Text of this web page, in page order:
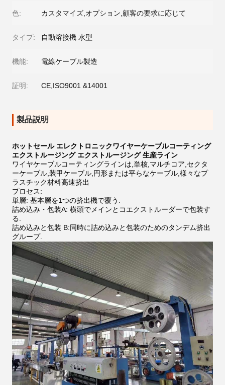
色: カスタマイズ,オプション,顧客の要求に応じて
タイプ: 自動溶接機 水型
機能: 電線ケーブル製造
証明: CE,ISO9001 &14001
製品説明
ホットセール エレクトロニックワイヤーケーブルコーティング
エクストルージング エクストルージング 生産ライン
ワイヤケーブルコーティングラインは,単核,マルチコア,セクタ
ーケーブル,装甲ケーブル,円形または平らなケーブル,様々なプ
ラスチック材料高速挤出
プロセス:
単層: 基本層を1つの挤出機で覆う.
詰め込み・包装A: 横頭でメインとコエクストルーダーで包装す
る.
詰め込みと包装 B:同時に詰め込みと包装のためのタンデム挤出
グループ.